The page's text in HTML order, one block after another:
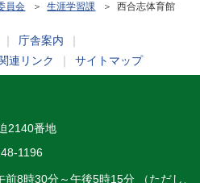
員会 ＞生涯学習課 ＞ 西合志体育館
庁舎案内
連リンク サイトマップ
2140番地
1196
8時30分～午後5時15分 （ただし、